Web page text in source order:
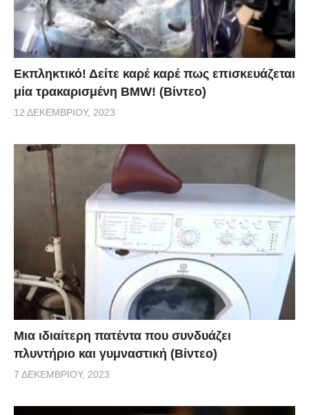
Εκπληκτικό! Δείτε καρέ καρέ πως επισκευάζεται
μία τρακαρισμένη BMW! (Βίντεο)
12 ΔΕΚΕΜΒΡΊΟΥ, 2023
Μια ιδιαίτερη πατέντα που συνδυάζει
πλυντήριο και γυμναστική (Βίντεο)
7 ΔΕΚΕΜΒΡΊΟΥ, 2023